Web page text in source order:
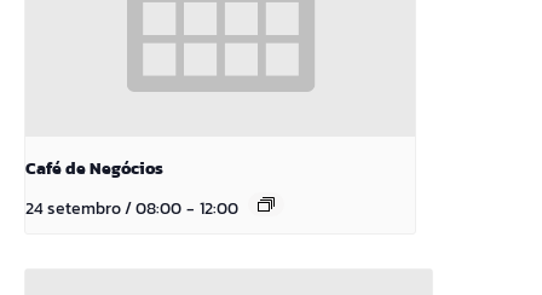
Café de Negócios
24 setembro / 08:00- 12:00